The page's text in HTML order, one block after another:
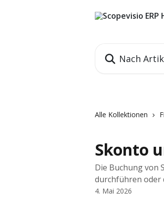
Alle Kollektionen
Skonto
Die Buchung von
durchführen oder
4. Mai 2026